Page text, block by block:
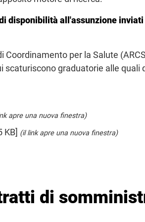
disponibilità all'assunzione
per la Salute
scaturiscono graduatorie alle
apre una nuova finestra)
KB] (il link apre una nuova finestra)
di